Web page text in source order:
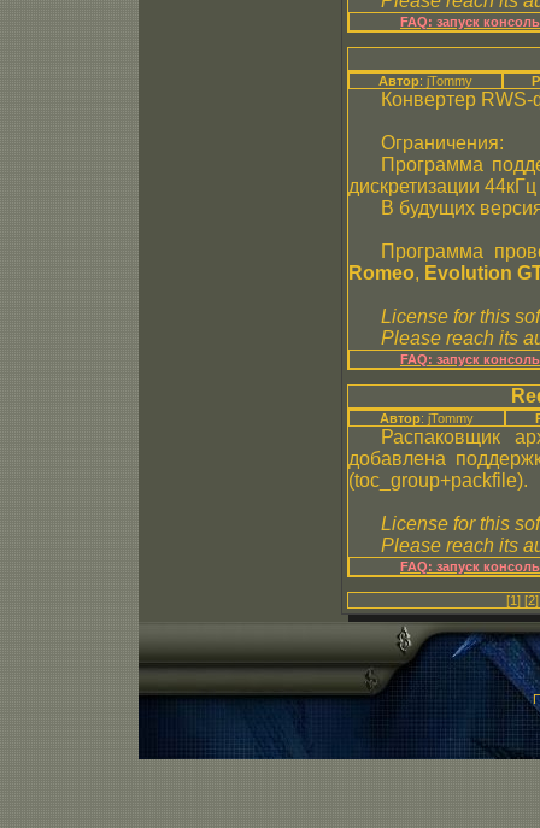
FAQ: запуск
Автор: jTommy
Конвертер
Ограничения:
Программа
дискретизации
В будущих
Программа
Romeo, Evolution
License for this
Please reach its
FAQ: запуск
Автор: jTommy
Распаковщик
добавлена
(toc_group+packfile).
License for this
Please reach its
FAQ: запуск
[1] [2]